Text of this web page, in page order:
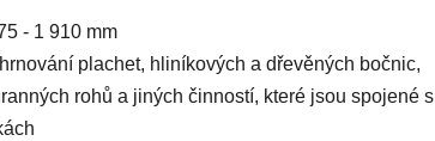
- 1 910 mm
plachet, hliníkových a dřevěných bočnic,
rohů a jiných činností, které jsou spojené s